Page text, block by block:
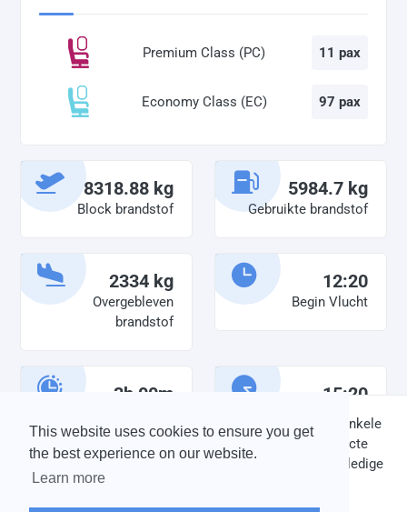
This website uses cookies to ensure you get
the best experience on our website.
Learn more
Premium Class (PC) 11 pax
Economy Class (EC) 97 pax
8318.88 kg
Block brandstof
5984.7 kg
Gebruikte brandstof
2334 kg
Overgebleven
brandstof
12:20
Begin Vlucht
3h 00m 15:20
Einde vlucht
DISCLAIMER: V-Bird Virtual Airlines Group kan op geen enkele
wijze aansprakelijkheid aanvaarden voor directe of indirecte
schade die is ontstaan ten gevolge van onjuiste of onvolledige
informatie op deze website.
© 2004 - 2026 V-Bird Virtual Airlines Group |Credits